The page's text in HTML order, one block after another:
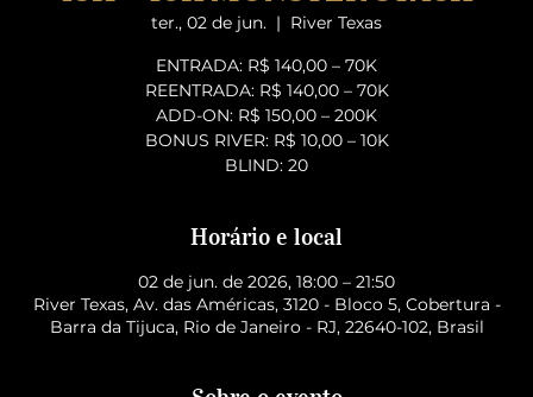
ter., 02 de jun.
  |
River Texas
ENTRADA: R$ 140,00 – 70K
REENTRADA: R$ 140,00 – 70K
ADD-ON: R$ 150,00 – 200K
BONUS RIVER: R$ 10,00 – 10K
BLIND: 20
Horário e local
02 de jun. de 2026, 18:00 – 21:50
River Texas, Av. das Américas, 3120 - Bloco 5, Cobertura -
Barra da Tijuca, Rio de Janeiro - RJ, 22640-102, Brasil